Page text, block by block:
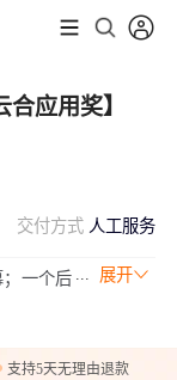
应用奖】
交付方式 人工服务
展开
一个后
支持5天无理由退款